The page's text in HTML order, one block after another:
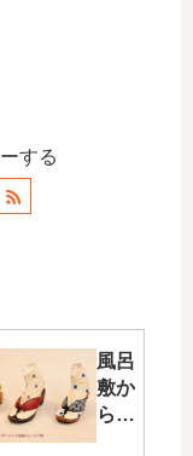
する
風呂
敷か
ら作
った